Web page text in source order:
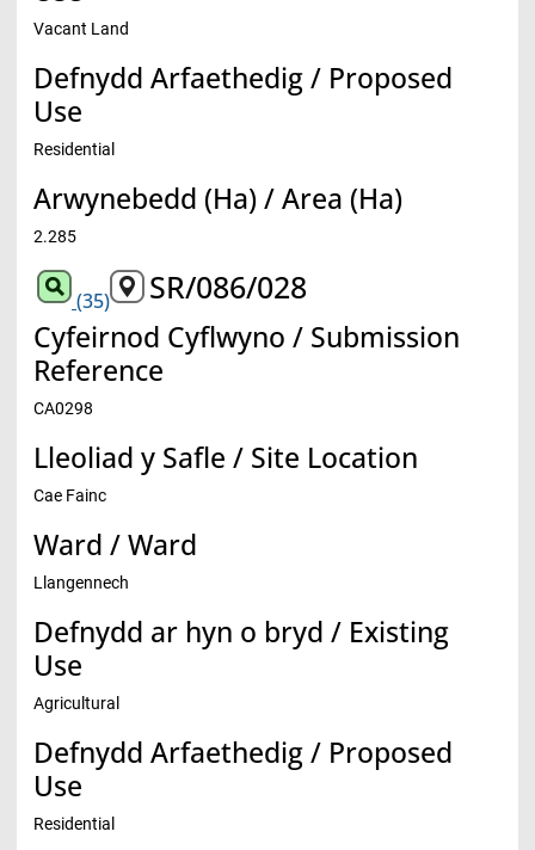
Vacant Land
Defnydd Arfaethedig / Proposed
Use
Residential
Arwynebedd (Ha) / Area (Ha)
2.285
(35) SR/086/028
Cyfeirnod Cyflwyno / Submission
Reference
CA0298
Lleoliad y Safle / Site Location
Cae Fainc
Ward / Ward
Llangennech
Defnydd ar hyn o bryd / Existing
Use
Agricultural
Defnydd Arfaethedig / Proposed
Use
Residential